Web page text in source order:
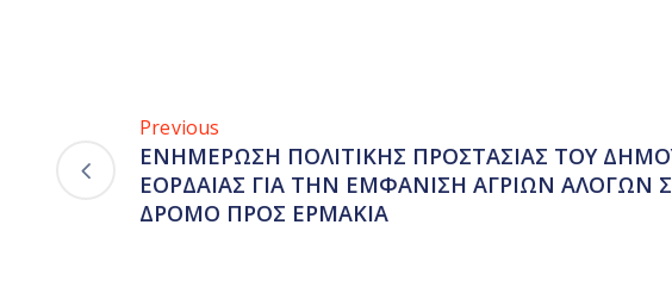
Previous
ΕΝΗΜΕΡΩΣΗ ΠΟΛΙΤΙΚΗΣ ΠΡΟΣΤΑΣΙΑΣ ΤΟΥ
ΕΟΡΔΑΙΑΣ ΓΙΑ ΤΗΝ ΕΜΦΑΝΙΣΗ ΑΓΡΙΩΝ ΑΛΟΓΩΝ
ΔΡΟΜΟ ΠΡΟΣ ΕΡΜΑΚΙΑ